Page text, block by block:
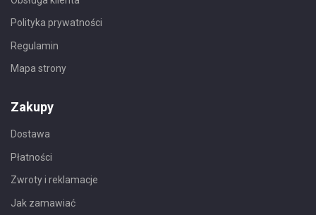
Polityka prywatności
Regulamin
Mapa strony
Zakupy
Dostawa
Płatności
Zwroty i reklamacje
Jak zamawiać